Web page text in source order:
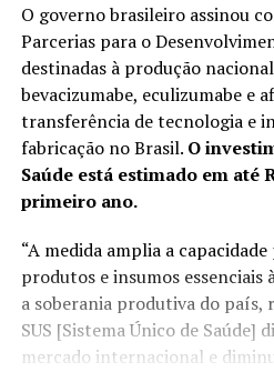
O governo brasileiro assinou
Parcerias para o
destinadas à produção
bevacizumabe, eculizumabe e
transferência de tecnologia e
fabricação no Brasil. O
Saúde está estimado em até
primeiro ano.
“A medida amplia a
produtos e insumos essenciais
a soberania produtiva do país,
SUS [Sistema Único de Saúde]
mercado internacional e